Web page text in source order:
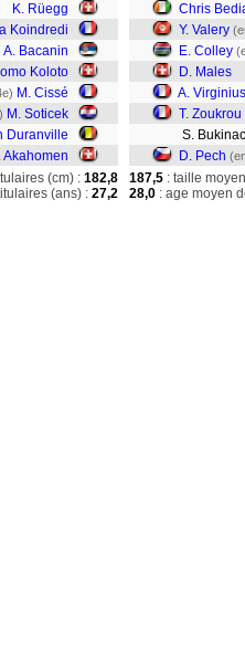
K. Rüegg
Koindredi
A. Bacanin
Koloto
M. Cissé
M. Soticek
Duranville
Akahomen
Chris
Y. Valery
E. Colley
D. Males
A. Virginius
T. Zoukrou
S.
D. Pech
(cm) : 182,8
(ans) : 27,2
187,5 : taille
28,0 : age moyen